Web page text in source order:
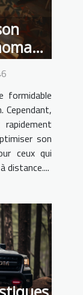
formidable
son
ceux qui
distance....